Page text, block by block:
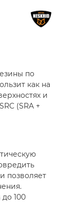
по
как на
и
(SRA +
позволяет
100